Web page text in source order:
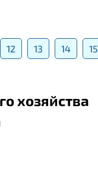
12 13 14 15
хозяйства